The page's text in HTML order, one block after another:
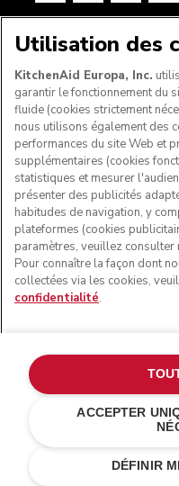
€ 578,00
Économies
© KitchenAid 2026 -
forme du robot
commerciales
Politique en
Utilisation des
KitchenAid Europa, Inc.
garantir le fonctionnement du
fluide (cookies strictement
nous utilisons également des
performances du site Web et
supplémentaires (cookies
statistiques et mesurer
présenter des publicités
habitudes de navigation, y
plateformes (cookies
paramètres, veuillez consulter
Pour connaître la façon dont
collectées via les cookies,
confidentialité.
DÉFINIR
ACCEPTER